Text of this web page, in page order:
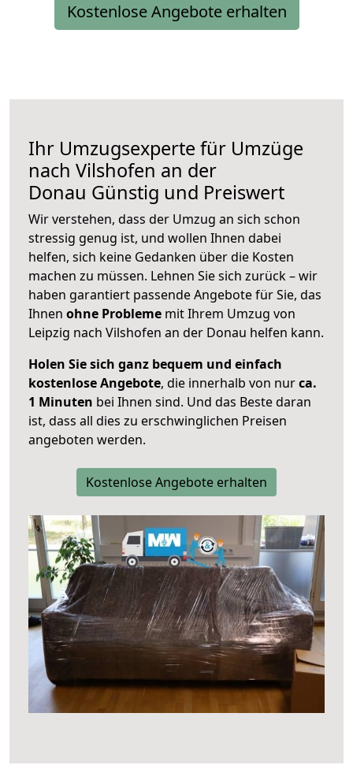
Kostenlose Angebote erhalten
Ihr Umzugsexperte für Umzüge
nach Vilshofen an der
Donau Günstig und Preiswert
Wir verstehen, dass der Umzug an sich schon
stressig genug ist, und wollen Ihnen dabei
helfen, sich keine Gedanken über die Kosten
machen zu müssen. Lehnen Sie sich zurück – wir
haben garantiert passende Angebote für Sie, das
Ihnen ohne Probleme mit Ihrem Umzug von
Leipzig nach Vilshofen an der Donau helfen kann.
Holen Sie sich ganz bequem und einfach
kostenlose Angebote, die innerhalb von nurca.
1 Minuten bei Ihnen sind. Und das Beste daran
ist, dass all dies zu erschwinglichen Preisen
angeboten werden.
Kostenlose Angebote erhalten